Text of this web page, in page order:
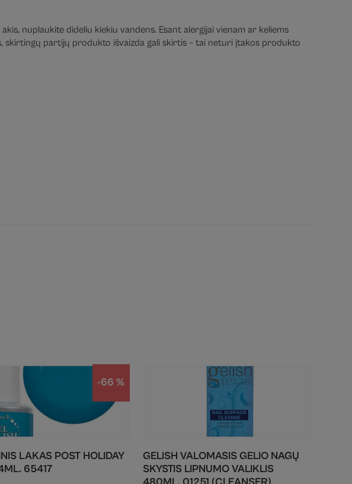
nuplaukite dideliu kiekiu vandens. Esant alergijai vienam ar keliems
skirtingų partijų produkto išvaizda gali skirtis – tai neturi įtakos produkto
-66 %
LAKAS POST HOLIDAY
65417
GELISH VALOMASIS GELIO NAGŲ
SKYSTIS LIPNUMO VALIKLIS